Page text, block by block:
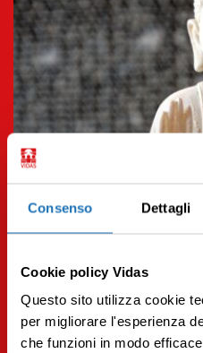
Consenso Dettagli
Cookie policy Vidas
Questo sito utilizza cookie
per migliorare l'esperienza
che funzioni in modo
04.10.2023 | Cultura